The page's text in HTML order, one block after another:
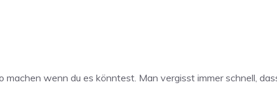
wenn du es könntest. Man vergisst immer schnell,